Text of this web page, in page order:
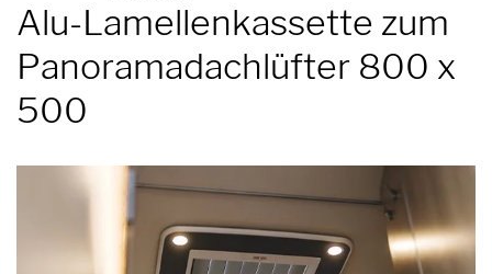
Alu-Lamellenkassette zum
Panoramadachlüfter 800 x
500